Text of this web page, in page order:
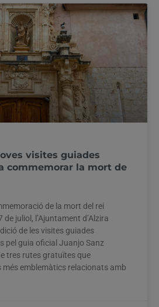
visites guiades
commemorar la mort de
de la mort del rei
de juliol, l’Ajuntament d’Alzira
de les visites guiades
pel guia oficial Juanjo Sanz
tres rutes gratuïtes que
més emblemàtics relacionats amb